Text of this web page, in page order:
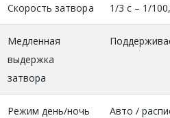
Скорость затвора 1/3 с – 1/
Медленная
выдержка
затвора
Режим день/ночь
Авто /